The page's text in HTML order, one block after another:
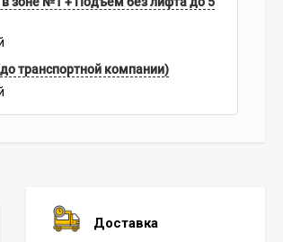
транспортной компании)
Доставка